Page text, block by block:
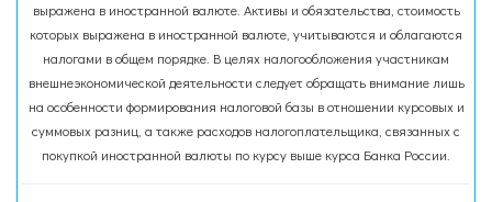
выражена в иностранной валюте. Активы и обязательства, стоимость
которых выражена в иностранной валюте, учитываются и облагаются
налогами в общем порядке. В целях налогообложения участникам
внешнеэкономической деятельности следует обращать внимание лишь
на особенности формирования налоговой базы в отношении курсовых и
суммовых разниц, а также расходов налогоплательщика, связанных с
покупкой иностранной валюты по курсу выше курса Банка России.